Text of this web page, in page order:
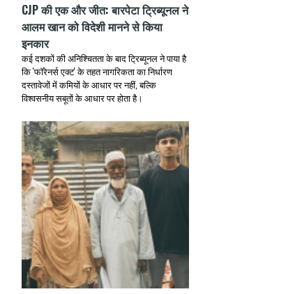
CJP की एक और जीत: बारपेटा ट्रिब्यूनल ने
आलम खान को विदेशी मानने से किया
इनकार
कई दशकों की अनिश्चितता के बाद ट्रिब्यूनल ने पाया है
कि 'फॉरेनर्स एक्ट' के तहत नागरिकता का निर्धारण
दस्तावेजों में कमियों के आधार पर नहीं, बल्कि
विश्वसनीय सबूतों के आधार पर होता है।